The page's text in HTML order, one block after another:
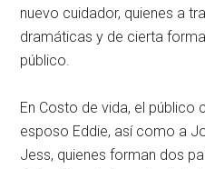
nuevo cuidador, quienes a
dramáticas y de cierta
público.
En Costo de vida, el público
esposo Eddie, así como a
Jess, quienes forman dos